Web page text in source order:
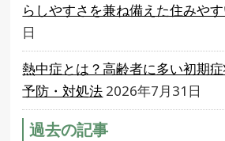
らしやすさを兼ね備えた住みや
日
熱中症とは？高齢者に多い初期
予防・対処法 2026年7月31日
過去の記事